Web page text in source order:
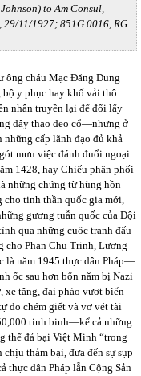
to Am Consul,
11/1927; 851G.0016, RG
ông cháu Mạc Đăng Dung
bộ y phục hay khố vải thô
nhân truyền lại để đổi lấy
dây thao đeo cổ—nhưng ở
cấp lãnh đạo đủ khả
mưu việc đánh đuổi ngoại
1428, hay Chiếu phân phối
những chứng từ hùng hồn
tinh thần quốc gia mới,
gương tuẫn quốc của Đội
qua những cuộc tranh đấu
cho Phan Chu Trinh, Lương
là năm 1945 thực dân Pháp—
ốc sau hơn bốn năm bị Nazi
tăng, đại pháo vượt biển
do chém giết và vơ vét tài
tinh binh—kể cả những
thể đả bại Việt Minh “trong
thảm bại, đưa đến sự sụp
thực dân Pháp lẫn Cộng Sản